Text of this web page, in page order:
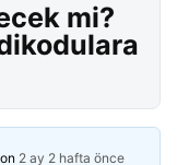
mi?
2 ay 2 hafta önce